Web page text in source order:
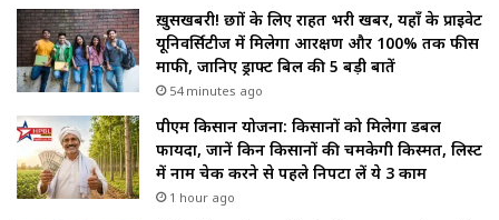
ख़ुसखबरी! छात्रों के लिए राहत भरी खबर, यहाँ के प्राइवेट
यूनिवर्सिटीज में मिलेगा आरक्षण और 100% तक फीस
माफी, जानिए ड्राफ्ट बिल की 5 बड़ी बातें
54 minutes ago
पीएम किसान योजना: किसानों को मिलेगा डबल
फायदा, जानें किन किसानों की चमकेगी किस्मत, लिस्ट
में नाम चेक करने से पहले निपटा लें ये 3 काम
1 hour ago